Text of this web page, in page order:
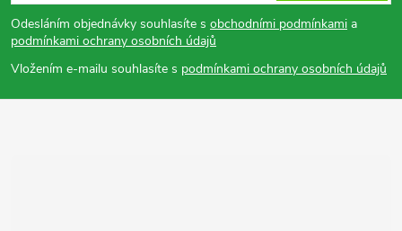
p
a
t
Odesláním objednávky souhlasíte s obchodními podmínkami a
podmínkami ochrany osobních údajů
Vložením e-mailu souhlasíte s podmínkami ochrany osobních údajů